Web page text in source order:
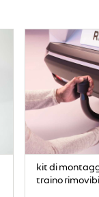
kit di
traino